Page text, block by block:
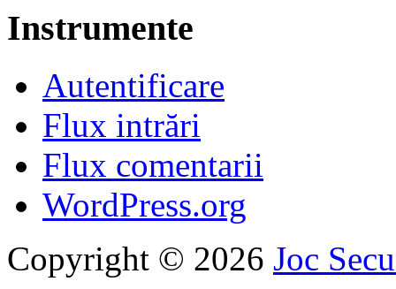
Instrumente
Autentificare
Flux intrări
Flux comentarii
WordPress.org
Copyright © 2026 Joc